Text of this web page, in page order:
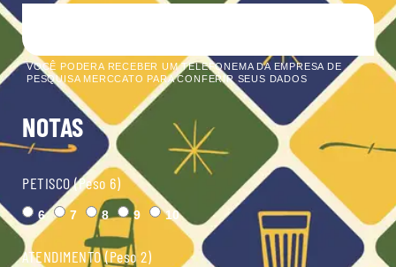
VOCÊ PODERA RECEBER UM TELEFONEMA DA EMPRESA DE
PESQUISA MERCCATO PARA CONFERIR SEUS DADOS
NOTAS
PETISCO (Peso 6)
6 7 8 9 10
ATENDIMENTO (Peso 2)